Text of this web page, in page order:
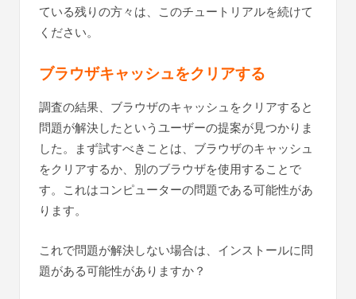
ている残りの方々は、このチュートリアルを続けて
ください。
ブラウザキャッシュをクリアする
調査の結果、ブラウザのキャッシュをクリアすると
問題が解決したというユーザーの提案が見つかりま
した。まず試すべきことは、ブラウザのキャッシュ
をクリアするか、別のブラウザを使用することで
す。これはコンピューターの問題である可能性があ
ります。
これで問題が解決しない場合は、インストールに問
題がある可能性がありますか？